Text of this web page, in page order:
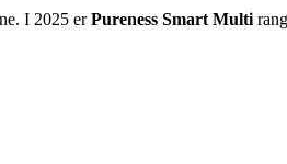
I 2025 erPureness Smart Multi